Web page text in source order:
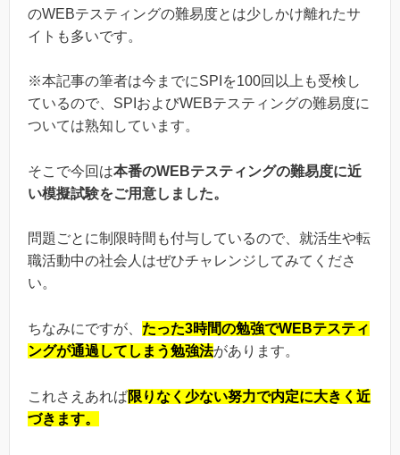
のWEBテスティングの難易度とは少しかけ離れたサ
イトも多いです。
※本記事の筆者は今までにSPIを100回以上も受検し
ているので、SPIおよびWEBテスティングの難易度に
ついては熟知しています。
そこで今回は本番のWEBテスティングの難易度に近
い模擬試験をご用意しました。
問題ごとに制限時間も付与しているので、就活生や転
職活動中の社会人はぜひチャレンジしてみてくださ
い。
ちなみにですが、 たった3時間の勉強でWEBテスティ
ングが通過してしまう勉強法があります。
これさえあれば限りなく少ない努力で内定に大きく近
づきます。